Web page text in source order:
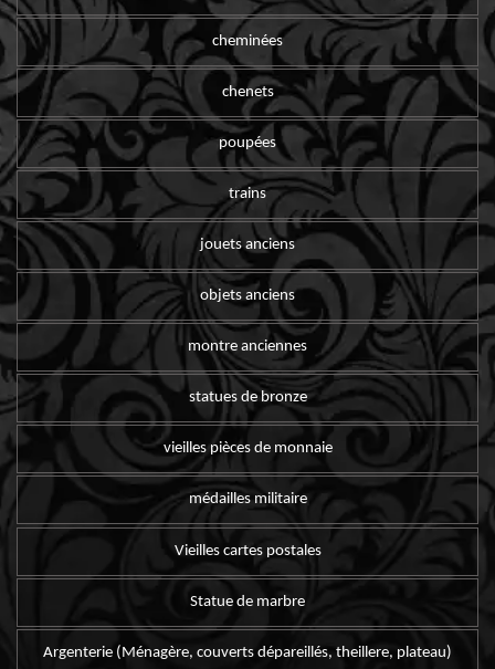
cheminées
chenets
poupées
trains
jouets anciens
objets anciens
montre anciennes
statues de bronze
vieilles pièces de monnaie
médailles militaire
Vieilles cartes postales
Statue de marbre
Argenterie (Ménagère, couverts dépareillés, theillere, plateau)